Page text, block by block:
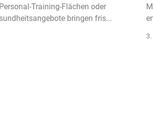
Training-Flächen oder
bringen fris...